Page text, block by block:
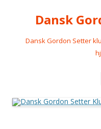
Dansk
Dansk Gordon Setter